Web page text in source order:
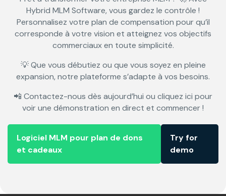
Hybrid MLM Software, vous gardez le contrôle !
Personnalisez votre plan de compensation pour qu’il
corresponde à votre vision et atteignez vos objectifs
commerciaux en toute simplicité.
💡 Que vous débutiez ou que vous soyez en pleine
expansion, notre plateforme s’adapte à vos besoins.
📲 Contactez-nous dès aujourd’hui ou cliquez ici pour
voir une démonstration en direct et commencer !
Logiciel MLM pour plan de dons
et cadeaux
Try for
demo